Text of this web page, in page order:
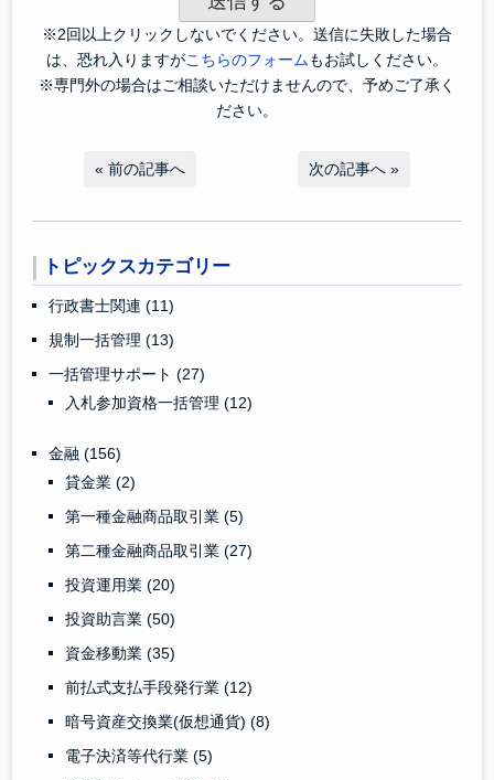
※2回以上クリックしないでください。送信に失敗した場合
は、恐れ入りますがこちらのフォームもお試しください。
※専門外の場合はご相談いただけませんので、予めご了承く
ださい。
« 前の記事へ 次の記事へ »
トピックスカテゴリー
行政書士関連(11)
規制一括管理(13)
一括管理サポート(27)
入札参加資格一括管理(12)
金融(156)
貸金業(2)
第一種金融商品取引業(5)
第二種金融商品取引業(27)
投資運用業(20)
投資助言業(50)
資金移動業(35)
前払式支払手段発行業(12)
暗号資産交換業(仮想通貨)(8)
電子決済等代行業(5)